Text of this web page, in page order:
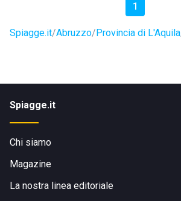
1
Spiagge.it Abruzzo Provincia di L'Aquila
Spiagge.it
Chi siamo
Magazine
La nostra linea editoriale